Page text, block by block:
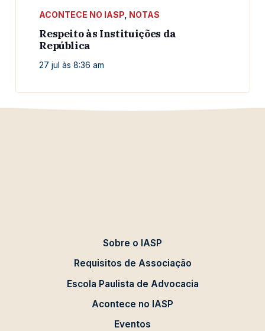
ACONTECE NO IASP NOTAS
Respeito às Instituições da
República
27 jul às 8:36 am
Sobre o IASP
Requisitos de Associação
Escola Paulista de Advocacia
Acontece no IASP
Eventos